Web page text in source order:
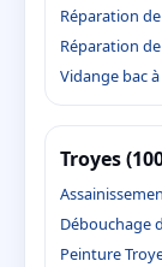
Réparation
Réparation
Vidange bac
Troyes
Débouchage
Peinture